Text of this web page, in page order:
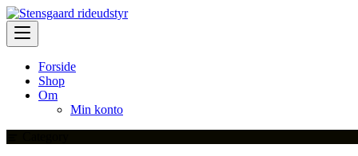
Skip
to
content
Forside
Shop
Om
Min konto